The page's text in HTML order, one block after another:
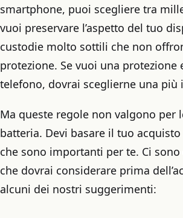
smartphone, puoi scegliere tra
vuoi preservare l’aspetto del tuo
custodie molto sottili che non
protezione. Se vuoi una protezione
telefono, dovrai sceglierne una più
Ma queste regole non valgono per
batteria. Devi basare il tuo
che sono importanti per te. Ci
che dovrai considerare prima
alcuni dei nostri suggerimenti: